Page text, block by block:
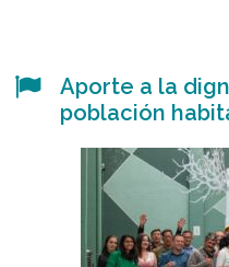
Aporte a la
población